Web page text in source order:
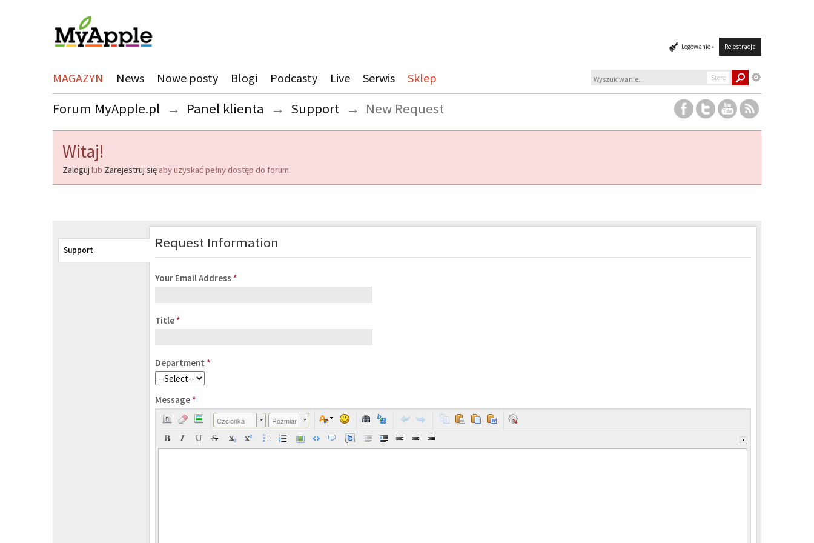
Logowanie » Rejestracja
MAGAZYN News Nowe posty Blogi Podcasty Live Serwis Sklep Store
Forum MyApple.pl → Panel klienta → Support → New Request
Witaj!
Zaloguj lub Zarejestruj się aby uzyskać pełny dostęp do forum.
Support Request Information
Your Email Address *
Title *
Department *
Message *
Czcionka Rozmiar